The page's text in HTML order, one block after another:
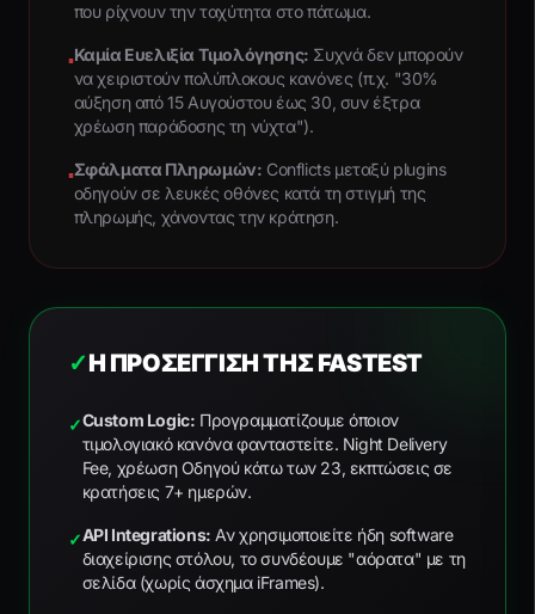
που ρίχνουν την ταχύτητα στο πάτωμα.
▪Καμία Ευελιξία Τιμολόγησης: Συχνά δεν μπορούν
να χειριστούν πολύπλοκους κανόνες (π.χ. "30%
αύξηση από 15 Αυγούστου έως 30, συν έξτρα
χρέωση παράδοσης τη νύχτα").
▪Σφάλματα Πληρωμών: Conflicts μεταξύ plugins
οδηγούν σε λευκές οθόνες κατά τη στιγμή της
πληρωμής, χάνοντας την κράτηση.
✓Η ΠΡΟΣΈΓΓΙΣΗ ΤΗΣ FASTEST
✓Custom Logic: Προγραμματίζουμε όποιον
τιμολογιακό κανόνα φανταστείτε. Night Delivery
Fee, χρέωση Οδηγού κάτω των 23, εκπτώσεις σε
κρατήσεις 7+ ημερών.
✓API Integrations: Αν χρησιμοποιείτε ήδη software
διαχείρισης στόλου, το συνδέουμε "αόρατα" με τη
σελίδα (χωρίς άσχημα iFrames).